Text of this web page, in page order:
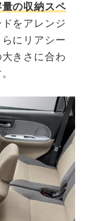
の収納スペ
をアレンジ
にリアシー
きさに合わ